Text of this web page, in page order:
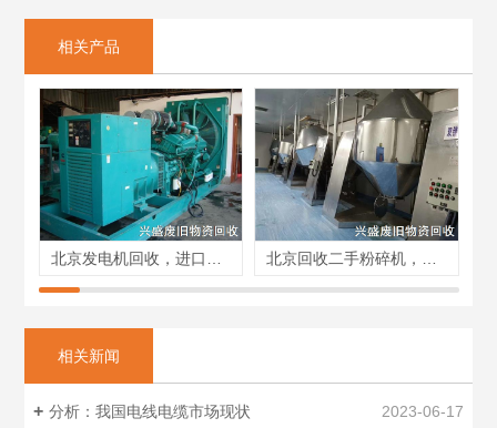
相关产品
相关新闻
分析：我国电线电缆市场现状 2023-06-17